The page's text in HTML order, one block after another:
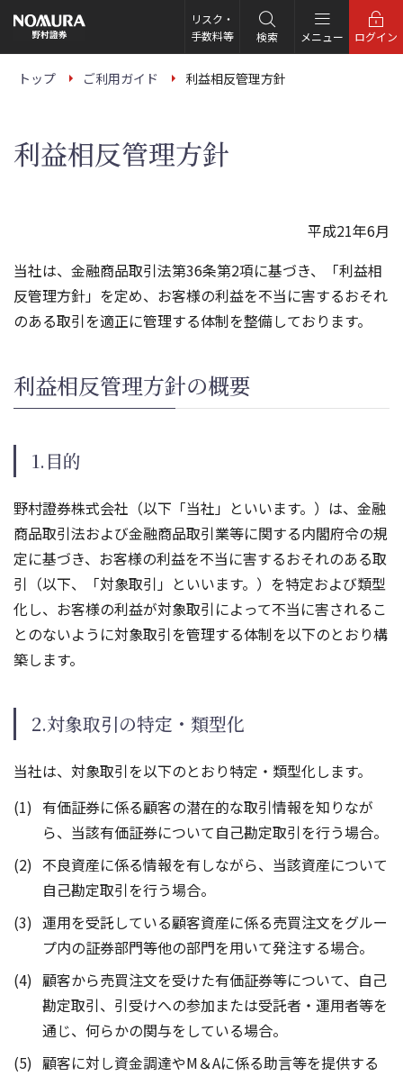
の
ー
リスク・
手数料等
検索 メニュー ログイン
トップ ご利用ガイド 利益相反管理方針
利益相反管理方針
平成21年6月
当社は、金融商品取引法第36条第2項に基づき、「利益相
反管理方針」を定め、お客様の利益を不当に害するおそれ
のある取引を適正に管理する体制を整備しております。
利益相反管理方針の概要
1.目的
野村證券株式会社（以下「当社」といいます。）は、金融
商品取引法および金融商品取引業等に関する内閣府令の規
定に基づき、お客様の利益を不当に害するおそれのある取
引（以下、「対象取引」といいます。）を特定および類型
化し、お客様の利益が対象取引によって不当に害されるこ
とのないように対象取引を管理する体制を以下のとおり構
築します。
2.対象取引の特定・類型化
当社は、対象取引を以下のとおり特定・類型化します。
有価証券に係る顧客の潜在的な取引情報を知りなが
ら、当該有価証券について自己勘定取引を行う場合。
不良資産に係る情報を有しながら、当該資産について
自己勘定取引を行う場合。
運用を受託している顧客資産に係る売買注文をグルー
プ内の証券部門等他の部門を用いて発注する場合。
顧客から売買注文を受けた有価証券等について、自己
勘定取引、引受けへの参加または受託者・運用者等を
通じ、何らかの関与をしている場合。
顧客に対し資金調達やM＆Aに係る助言等を提供する